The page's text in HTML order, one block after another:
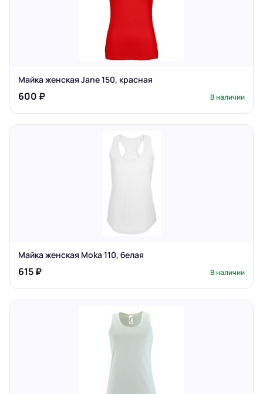
Майка женская Jane 150, красная
600 ₽ В наличии
Майка женская Moka 110, белая
615 ₽ В наличии